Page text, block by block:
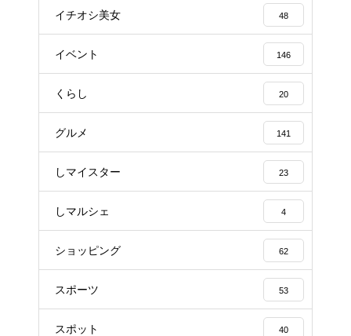
イチオシ美女 48
イベント 146
くらし 20
グルメ 141
しマイスター 23
しマルシェ 4
ショッピング 62
スポーツ 53
スポット 40